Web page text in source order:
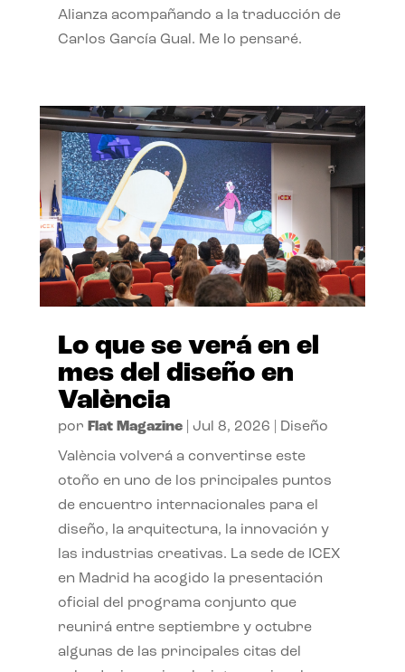
Alianza acompañando a la traducción de
Carlos García Gual. Me lo pensaré.
Lo que se verá en el
mes del diseño en
València
por Flat Magazine| Jul 8, 2026 Diseño
València volverá a convertirse este
otoño en uno de los principales puntos
de encuentro internacionales para el
diseño, la arquitectura, la innovación y
las industrias creativas. La sede de ICEX
en Madrid ha acogido la presentación
oficial del programa conjunto que
reunirá entre septiembre y octubre
algunas de las principales citas del